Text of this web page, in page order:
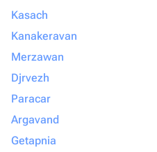
Kasach
Kanakeravan
Merzawan
Djrvezh
Paracar
Argavand
Getapnia